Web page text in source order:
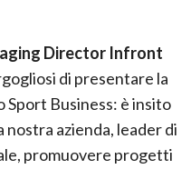
Director Infront
di presentare la
Sport Business: è insito
nostra azienda, leader di
promuovere progetti